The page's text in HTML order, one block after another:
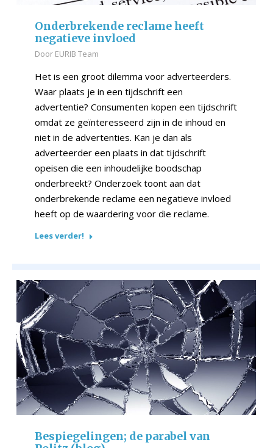
Onderbrekende reclame heeft
negatieve invloed
Door EURIB Team
Het is een groot dilemma voor adverteerders.
Waar plaats je in een tijdschrift een
advertentie? Consumenten kopen een tijdschrift
omdat ze geïnteresseerd zijn in de inhoud en
niet in de advertenties. Kan je dan als
adverteerder een plaats in dat tijdschrift
opeisen die een inhoudelijke boodschap
onderbreekt? Onderzoek toont aan dat
onderbrekende reclame een negatieve invloed
heeft op de waardering voor die reclame.
Lees verder!
Bespiegelingen; de parabel van